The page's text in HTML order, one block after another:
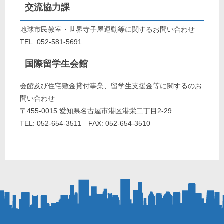
交流協力課
地球市民教室・世界寺子屋運動等に関するお問い合わせ
TEL: 052-581-5691
国際留学生会館
会館及び住宅敷金貸付事業、留学生支援金等に関するのお
問い合わせ
〒455-0015 愛知県名古屋市港区港栄二丁目2-29
TEL: 052-654-3511 FAX: 052-654-3510